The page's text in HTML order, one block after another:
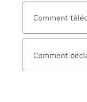
Comment
Comment